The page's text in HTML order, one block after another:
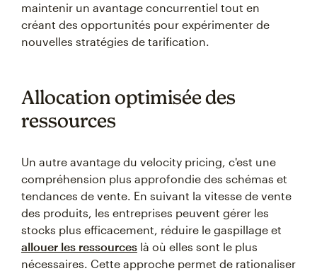
maintenir un avantage concurrentiel tout en
créant des opportunités pour expérimenter de
nouvelles stratégies de tarification.
Allocation optimisée des
ressources
Un autre avantage du velocity pricing, c'est une
compréhension plus approfondie des schémas et
tendances de vente. En suivant la vitesse de vente
des produits, les entreprises peuvent gérer les
stocks plus efficacement, réduire le gaspillage et
allouer les ressources là où elles sont le plus
nécessaires. Cette approche permet de rationaliser